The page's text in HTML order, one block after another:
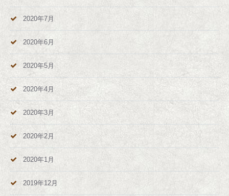
2020年7月
2020年6月
2020年5月
2020年4月
2020年3月
2020年2月
2020年1月
2019年12月